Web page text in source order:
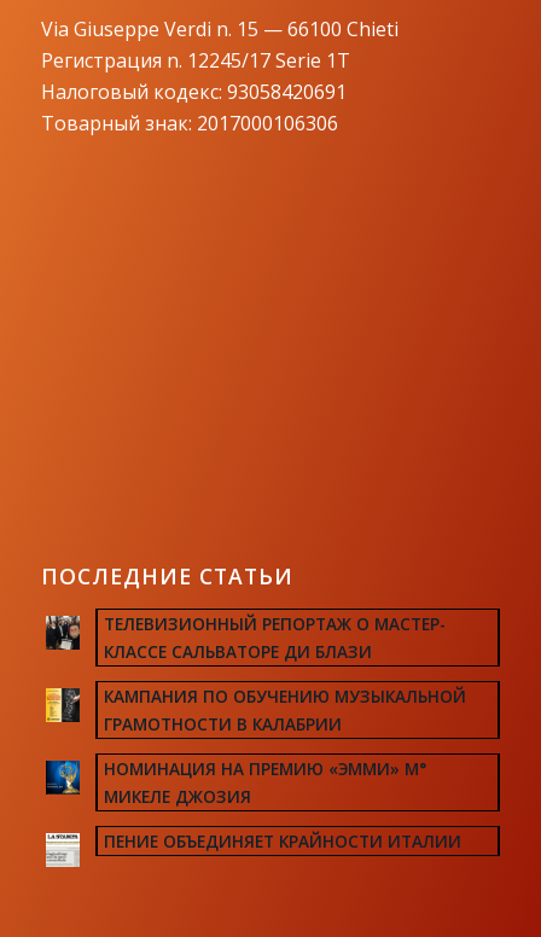
Via Giuseppe Verdi n. 15 — 66100 Chieti
Регистрация n. 12245/17 Serie 1T
Налоговый кодекс: 93058420691
Товарный знак: 2017000106306
ПОСЛЕДНИЕ СТАТЬИ
ТЕЛЕВИЗИОННЫЙ РЕПОРТАЖ О МАСТЕР-
КЛАССЕ САЛЬВАТОРЕ ДИ БЛАЗИ
КАМПАНИЯ ПО ОБУЧЕНИЮ МУЗЫКАЛЬНОЙ
ГРАМОТНОСТИ В КАЛАБРИИ
НОМИНАЦИЯ НА ПРЕМИЮ «ЭММИ» М°
МИКЕЛЕ ДЖОЗИЯ
ПЕНИЕ ОБЪЕДИНЯЕТ КРАЙНОСТИ ИТАЛИИ